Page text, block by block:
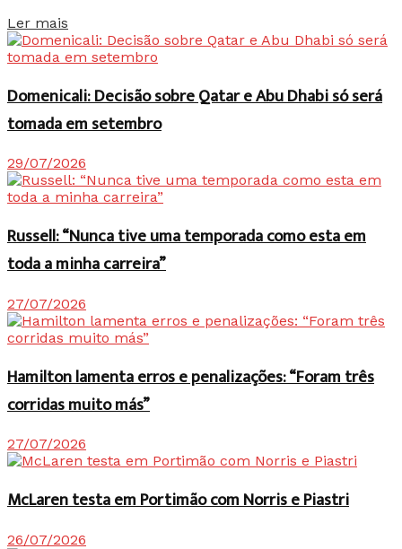
Ler mais
Domenicali: Decisão sobre Qatar e Abu Dhabi só será
tomada em setembro
29/07/2026
Russell: “Nunca tive uma temporada como esta em
toda a minha carreira”
27/07/2026
Hamilton lamenta erros e penalizações: “Foram três
corridas muito más”
27/07/2026
McLaren testa em Portimão com Norris e Piastri
26/07/2026